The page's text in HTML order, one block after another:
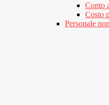
Conto
Costo
Personale